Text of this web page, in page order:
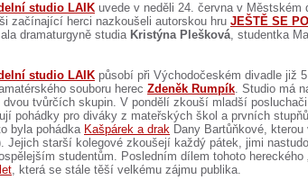
studio LAIK uvede v neděli 24. června v Městském
začínající herci nazkoušeli autorskou hru JEŠTĚ SE
dramaturgyně studia Kristýna Plešková, studentka
studio LAIK působí při Východočeském divadle již
souboru herec Zdeněk Rumpík. Studio má
dvou tvůrčích skupin. V pondělí zkouší mladší
pohádky pro diváky z mateřských škol a prvních
byla pohádka Kašpárek a drak Dany Bartůňkové,
Jejich starší kolegové zkoušejí každý pátek, jimi
studentům. Posledním dílem tohoto hereckého
, která se stále těší velkému zájmu publika.